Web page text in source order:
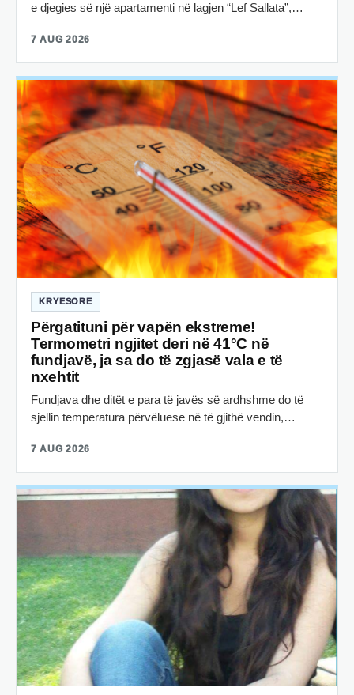
e djegies së një apartamenti në lagjen “Lef Sallata”,…
7 AUG 2026
KRYESORE
Përgatituni për vapën ekstreme!
Termometri ngjitet deri në 41°C në
fundjavë, ja sa do të zgjasë vala e të
nxehtit
Fundjava dhe ditët e para të javës së ardhshme do të
sjellin temperatura përvëluese në të gjithë vendin,…
7 AUG 2026